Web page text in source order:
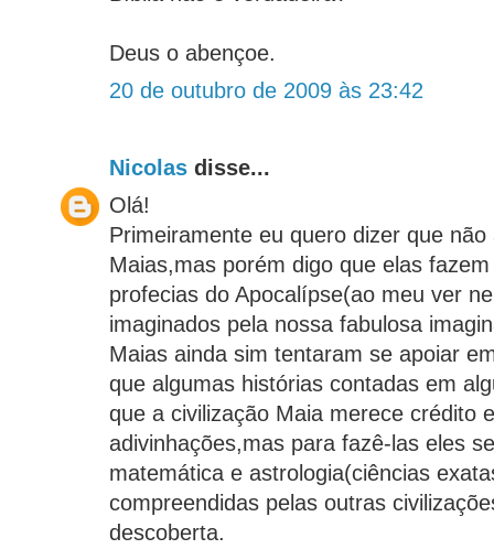
Deus o abençoe.
20 de outubro de 2009 às 23:42
Nicolas disse...
Olá!
Primeiramente eu quero dizer que
Maias,mas porém digo que elas
profecias do Apocalípse(ao meu ver
imaginados pela nossa fabulosa
Maias ainda sim tentaram se apoiar
que algumas histórias contadas em
que a civilização Maia merece crédito
adivinhações,mas para fazê-las eles
matemática e astrologia(ciências
compreendidas pelas outras
descoberta.